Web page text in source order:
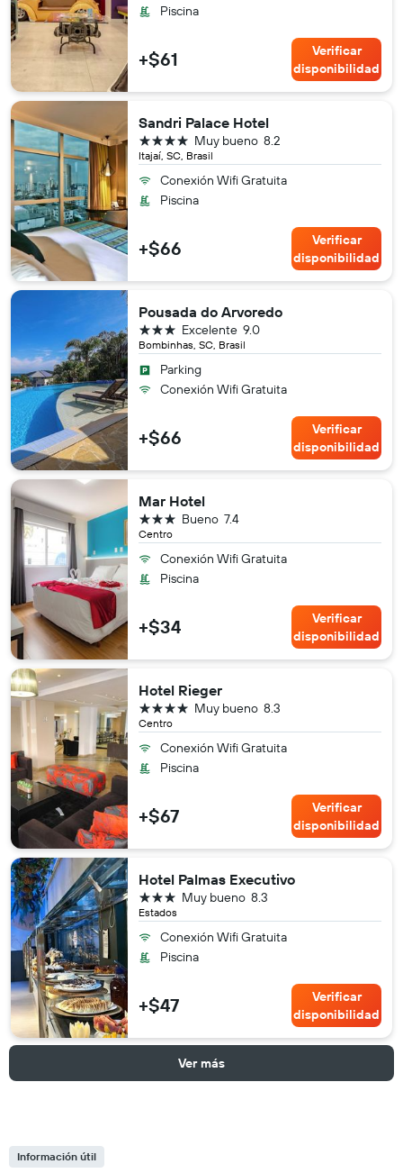
Piscina
+$61
Verificar
disponibilidad
Sandri Palace Hotel
Itajaí, SC, Brasil
8.2
Muy bueno
4 estrellas
Conexión Wifi Gratuita
Piscina
+$66
Verificar
disponibilidad
Pousada do Arvoredo
Bombinhas, SC, Brasil
9.0
Excelente
3 estrellas
Parking
Conexión Wifi Gratuita
+$66
Verificar
disponibilidad
Mar Hotel
Centro
7.4
Bueno
3 estrellas
Conexión Wifi Gratuita
Piscina
+$34
Verificar
disponibilidad
Hotel Rieger
Centro
8.3
Muy bueno
4 estrellas
Conexión Wifi Gratuita
Piscina
+$67
Verificar
disponibilidad
Hotel Palmas Executivo
Estados
8.3
Muy bueno
3 estrellas
Conexión Wifi Gratuita
Piscina
+$47
Verificar
disponibilidad
Ver más
Información útil